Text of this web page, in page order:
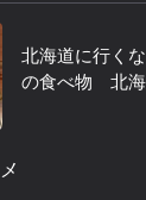
北海道に行く
の食べ物 北海